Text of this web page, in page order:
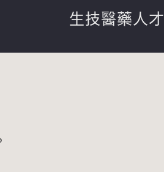
生技醫藥人才